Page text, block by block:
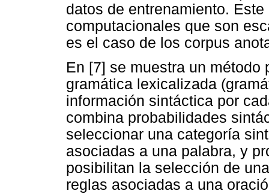
datos de entrenamiento.
computacionales que son
es el caso de los corpus
En [7] se muestra un
gramática lexicalizada
información sintáctica por
combina probabilidades
seleccionar una categoría
asociadas a una palabra, y
posibilitan la selección de
reglas asociadas a una